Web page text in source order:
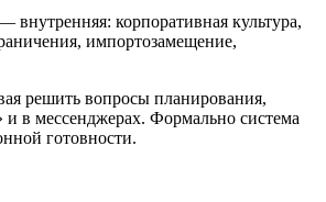
внутренняя: корпоративная культура,
импортозамещение,
решить вопросы планирования,
и в мессенджерах. Формально система
готовности.